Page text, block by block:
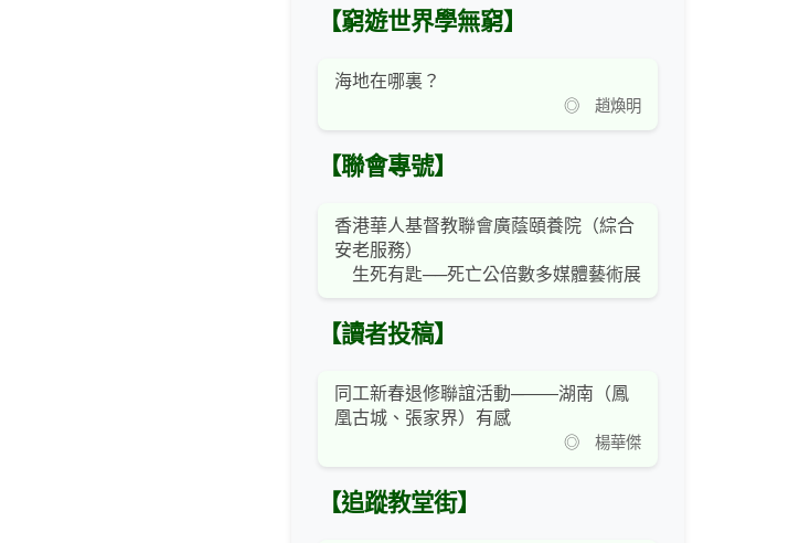
【窮遊世界學無窮】
海地在哪裏？
◎ 趙煥明
【聯會專號】
香港華人基督教聯會廣蔭頤養院（綜合
安老服務）
生死有匙──死亡公倍數多媒體藝術展
【讀者投稿】
同工新春退修聯誼活動─——湖南（鳳
凰古城、張家界）有感
◎ 楊華傑
【追蹤教堂街】